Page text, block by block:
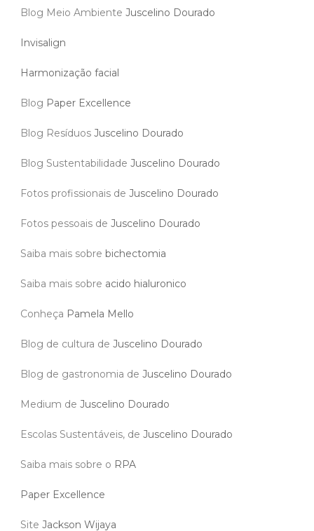
Blog Meio Ambiente Juscelino Dourado
Invisalign
Harmonização facial
Blog Paper Excellence
Blog Resíduos Juscelino Dourado
Blog Sustentabilidade Juscelino Dourado
Fotos profissionais de Juscelino Dourado
Fotos pessoais de Juscelino Dourado
Saiba mais sobre bichectomia
Saiba mais sobre acido hialuronico
Conheça Pamela Mello
Blog de cultura de Juscelino Dourado
Blog de gastronomia de Juscelino Dourado
Medium de Juscelino Dourado
Escolas Sustentáveis, de Juscelino Dourado
Saiba mais sobre o RPA
Paper Excellence
Site Jackson Wijaya